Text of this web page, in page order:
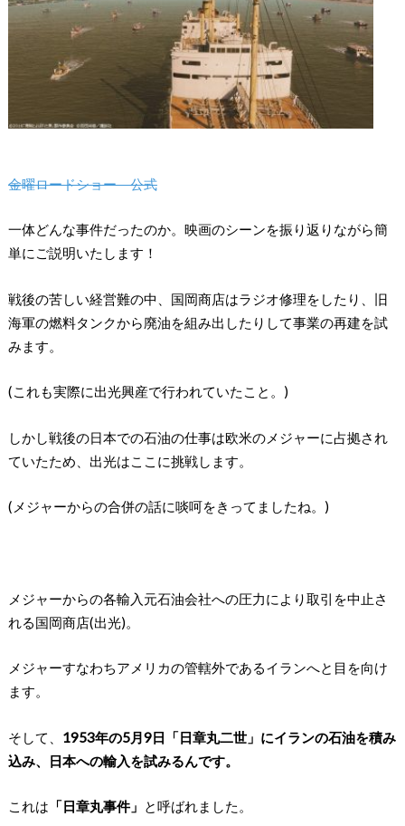
金曜ロードショー 公式
一体どんな事件だったのか。映画のシーンを振り返りながら簡
単にご説明いたします！
戦後の苦しい経営難の中、国岡商店はラジオ修理をしたり、旧
海軍の燃料タンクから廃油を組み出したりして事業の再建を試
みます。
(これも実際に出光興産で行われていたこと。)
しかし戦後の日本での石油の仕事は欧米のメジャーに占拠され
ていたため、出光はここに挑戦します。
(メジャーからの合併の話に啖呵をきってましたね。)
メジャーからの各輸入元石油会社への圧力により取引を中止さ
れる国岡商店(出光)。
メジャーすなわちアメリカの管轄外であるイランへと目を向け
ます。
そして、 1953年の5月9日「日章丸二世」にイランの石油を積み
込み、日本への輸入を試みるんです。
これは 「日章丸事件」 と呼ばれました。